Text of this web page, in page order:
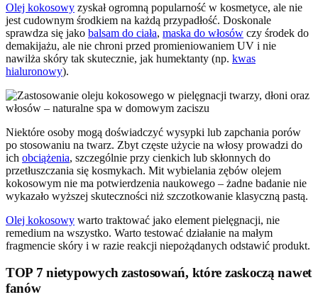
Olej kokosowy zyskał ogromną popularność w kosmetyce, ale nie
jest cudownym środkiem na każdą przypadłość. Doskonale
sprawdza się jako balsam do ciała, maska do włosów czy środek do
demakijażu, ale nie chroni przed promieniowaniem UV i nie
nawilża skóry tak skutecznie, jak humektanty (np. kwas
hialuronowy).
Niektóre osoby mogą doświadczyć wysypki lub zapchania porów
po stosowaniu na twarz. Zbyt częste użycie na włosy prowadzi do
ich obciążenia, szczególnie przy cienkich lub skłonnych do
przetłuszczania się kosmykach. Mit wybielania zębów olejem
kokosowym nie ma potwierdzenia naukowego – żadne badanie nie
wykazało wyższej skuteczności niż szczotkowanie klasyczną pastą.
Olej kokosowy warto traktować jako element pielęgnacji, nie
remedium na wszystko. Warto testować działanie na małym
fragmencie skóry i w razie reakcji niepożądanych odstawić produkt.
TOP 7 nietypowych zastosowań, które zaskoczą nawet
fanów